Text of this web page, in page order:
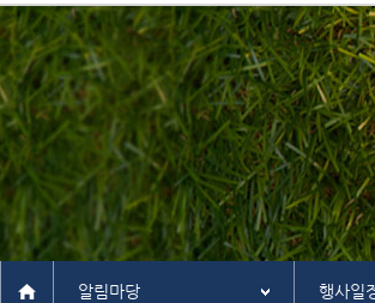
알림마당 행사일